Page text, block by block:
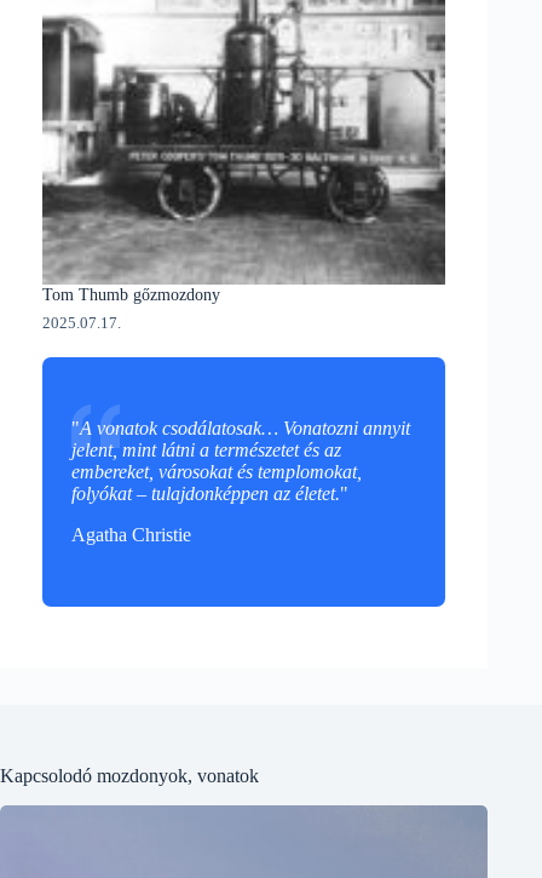
Tom Thumb gőzmozdony
2025.07.17.
"A vonatok csodálatosak… Vonatozni annyit
jelent, mint látni a természetet és az
embereket, városokat és templomokat,
folyókat – tulajdonképpen az életet."
Agatha Christie
Kapcsolodó mozdonyok, vonatok